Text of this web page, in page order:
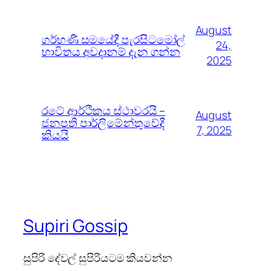
ගර්භණී සමයේදී පැරසිටමෝල්
භාවිතය අවදානම් දැන ගන්න
August
24,
2025
රටේ ආර්ථිකය ස්ථාවරයි –
ජනපති පාර්ලිමේන්තුවේදී
කියයි
August
7, 2025
Supiri Gossip
සුපිරි දේවල් සුපිරියටම කියවන්න